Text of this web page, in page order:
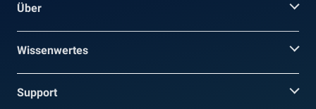
Über
Wissenwertes
Support